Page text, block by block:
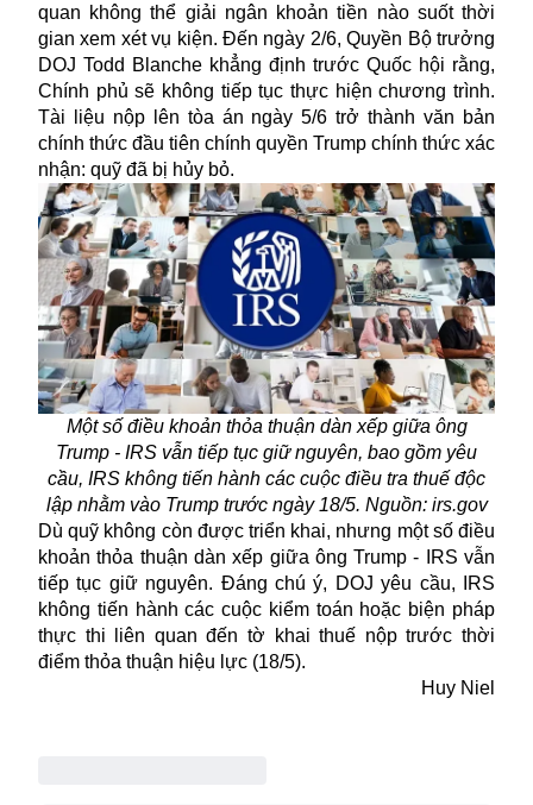
quan không thể giải ngân khoản tiền nào suốt thời
gian xem xét vụ kiện. Đến ngày 2/6, Quyền Bộ trưởng
DOJ Todd Blanche khẳng định trước Quốc hội rằng,
Chính phủ sẽ không tiếp tục thực hiện chương trình.
Tài liệu nộp lên tòa án ngày 5/6 trở thành văn bản
chính thức đầu tiên chính quyền Trump chính thức xác
nhận: quỹ đã bị hủy bỏ.
Một số điều khoản thỏa thuận dàn xếp giữa ông
Trump - IRS vẫn tiếp tục giữ nguyên, bao gồm yêu
cầu, IRS không tiến hành các cuộc điều tra thuế độc
lập nhằm vào Trump trước ngày 18/5. Nguồn: irs.gov
Dù quỹ không còn được triển khai, nhưng một số điều
khoản thỏa thuận dàn xếp giữa ông Trump - IRS vẫn
tiếp tục giữ nguyên. Đáng chú ý, DOJ yêu cầu, IRS
không tiến hành các cuộc kiểm toán hoặc biện pháp
thực thi liên quan đến tờ khai thuế nộp trước thời
điểm thỏa thuận hiệu lực (18/5).
Huy Niel